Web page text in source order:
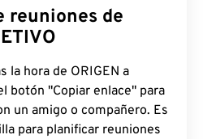
reuniones de
la hora de ORIGEN a
botón "Copiar enlace" para
un amigo o compañero. Es
para planificar reuniones